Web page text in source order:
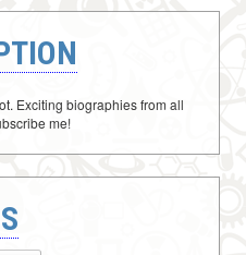
Exciting biographies from all
me!